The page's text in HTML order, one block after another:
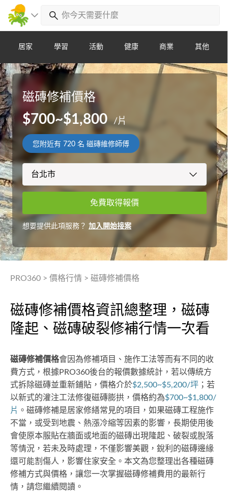
居家 學習 活動 健康 商業 其他
磁磚修補價格
$700~$1,800 /片
您附近有 720 名 磁磚維修師傅
免費取得報價
想要提供此項服務？加入開始接案
PRO360 > 價格行情 > 磁磚修補價格
磁磚修補價格資訊總整理，磁磚
隆起、磁磚破裂修補行情一次看
磁磚修補價格會因為修補項目、施作工法等而有不同的收
費方式，根據PRO360後台的報價數據統計，若以傳統方
式拆除磁磚並重新鋪貼，價格介於$2,500~$5,200/坪 ；若
以新式的灌注工法修復磁磚膨拱，價格約為$700~$1,800/
片 。磁磚修補是居家修繕常見的項目，如果磁磚工程施作
不當，或受到地震、熱漲冷縮等因素的影響，長期使用後
會使原本服貼在牆面或地面的磁磚出現隆起、破裂或脫落
等情況，若未及時處理，不僅影響美觀，銳利的磁磚邊緣
還可能割傷人，影響住家安全。本文為您整理出各種磁磚
修補方式與價格，讓您一次掌握磁磚修補費用的最新行
情，請您繼續閱讀。